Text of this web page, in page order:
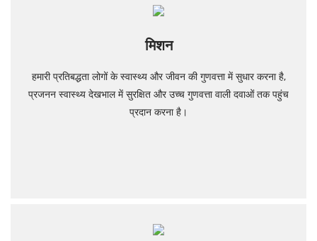
मिशन
हमारी प्रतिबद्धता लोगों के स्वास्थ्य और जीवन की गुणवत्ता में सुधार करना है,
प्रजनन स्वास्थ्य देखभाल में सुरक्षित और उच्च गुणवत्ता वाली दवाओं तक पहुंच
प्रदान करना है।